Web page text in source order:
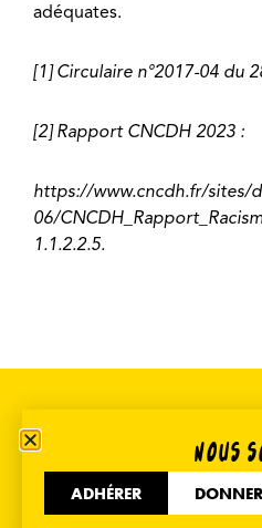
adéquates.
[1] Circulaire n°2017-04 du
[2] Rapport CNCDH 2023 :
https://www.cncdh.fr/sites/
06/
1.1.2.2.5.
DÉCOUVRIR
NOUS
ADHÉRER DONNER